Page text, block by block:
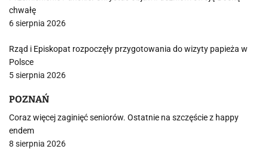
chwałę
6 sierpnia 2026
Rząd i Episkopat rozpoczęły przygotowania do wizyty papieża w
Polsce
5 sierpnia 2026
POZNAŃ
Coraz więcej zaginięć seniorów. Ostatnie na szczęście z happy
endem
8 sierpnia 2026